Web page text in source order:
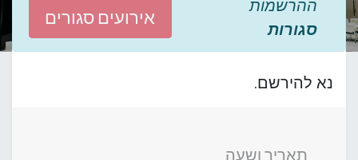
ההרשמות
סגורות
אירועים סגורים
נא להירשם.
תאריך ושעה